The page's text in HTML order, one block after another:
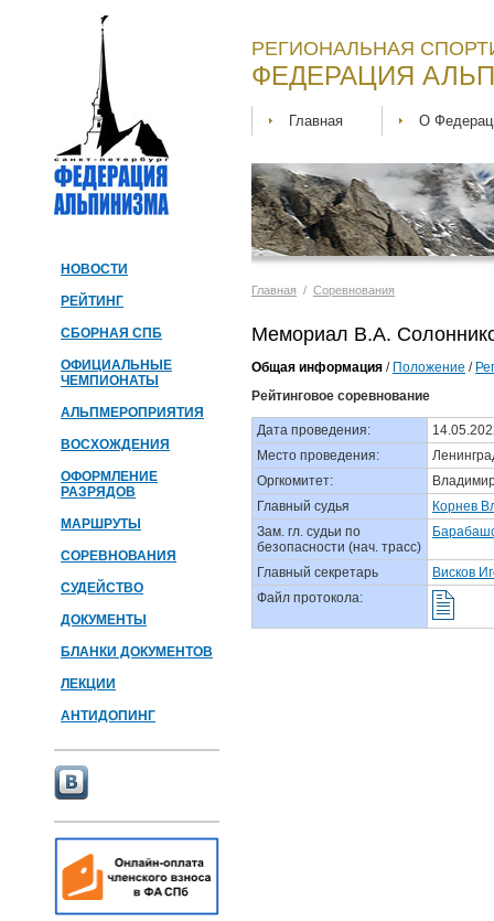
НОВОСТИ
РЕЙТИНГ
СБОРНАЯ СПБ
ОФИЦИАЛЬНЫЕ
ЧЕМПИОНАТЫ
АЛЬПМЕРОПРИЯТИЯ
ВОСХОЖДЕНИЯ
ОФОРМЛЕНИЕ
РАЗРЯДОВ
МАРШРУТЫ
СОРЕВНОВАНИЯ
СУДЕЙСТВО
ДОКУМЕНТЫ
БЛАНКИ ДОКУМЕНТОВ
ЛЕКЦИИ
АНТИДОПИНГ
РЕГИОНАЛЬНАЯ
ФЕДЕРАЦИЯ
Главная О
Главная / Соревнования
Мемориал В.А.
Общая информация / Положение /
Рейтинговое соревнование
Дата проведения:
Место проведения:
Оргкомитет:
Главный судья
Корнев
Зам. гл. судьи по
безопасности (нач. трасс)
Главный секретарь
Висков
Файл протокола: